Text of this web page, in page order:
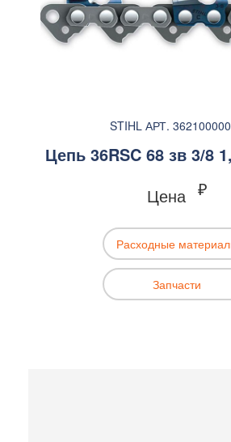
STIHL АРТ.
Цепь 36RSC 68 зв 3/8
Цена ₽
Расходные
Запчасти